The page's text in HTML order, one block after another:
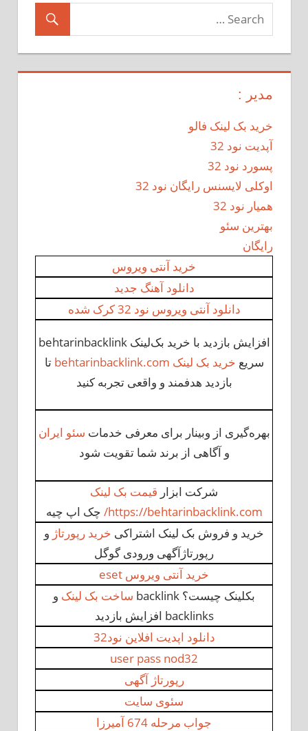
مدیر :
خرید بک لینک فالو
آپدیت نود 32
پسورد نود 32
اوکلی لایسنس رایگان نود 32
همیار نود 32
بهترین سئو
رایگان
خرید آنتی ویروس
دانلود آهنگ جدید
دانلود آنتی ویروس نود 32 کرک شده
افزایش بازدید با خرید بک‌لینک behtarinbacklink
سریع خرید بک لینک behtarinbacklink.com
تا
بازدید هدفمند و واقعی تجربه کنید
بهره‌گیری از وبینار برای معرفی خدمات سئو ایران
و آگاهی از برند شما تقویت شود
شرکت ابزار قیمت بک لینک
https://behtarinbacklink.com/ چک اپ چیه
خرید و فروش بک لینک اشتراکی خرید رپورتاژ و
رپورتاژآگهی ورودی گوگل
خرید آنتی ویروس eset
بکلینک چیست؟ backlink
ساخت بک لینک و
backlinks افزایش بازدید
دانلود اپدیت افلاین نود32
user pass nod32
رپورتاژ آگهی
سئوی سایت
جواب مرحله 674 آمیرزا